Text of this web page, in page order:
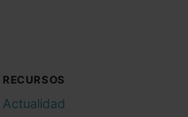
RECURSOS
Actualidad